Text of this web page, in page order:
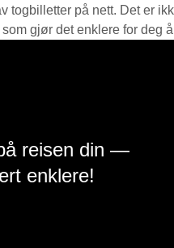
togbilletter på nett. Det er
gjør det enklere for deg
reisen din —
enklere!